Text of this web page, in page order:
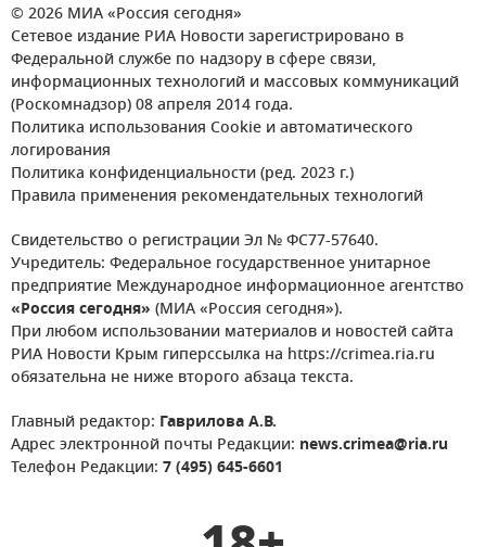
© 2026 МИА «Россия сегодня»
Сетевое издание РИА Новости зарегистрировано в
Федеральной службе по надзору в сфере связи,
информационных технологий и массовых коммуникаций
(Роскомнадзор) 08 апреля 2014 года.
Политика использования Cookie и автоматического
логирования
Политика конфиденциальности (ред. 2023 г.)
Правила применения рекомендательных технологий
Свидетельство о регистрации Эл № ФС77-57640.
Учредитель: Федеральное государственное унитарное
предприятие Международное информационное агентство
«Россия сегодня» (МИА «Россия сегодня»).
При любом использовании материалов и новостей сайта
РИА Новости Крым гиперссылка на https://crimea.ria.ru
обязательна не ниже второго абзаца текста.
Главный редактор: Гаврилова А.В.
Адрес электронной почты Редакции: news.crimea@ria.ru
Телефон Редакции: 7 (495) 645-6601